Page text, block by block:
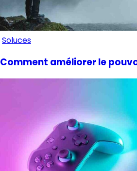
Soluces
Comment améliorer le